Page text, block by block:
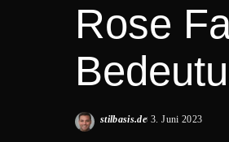
Rose
Posted
stilbasis.de 3. Juni 2023